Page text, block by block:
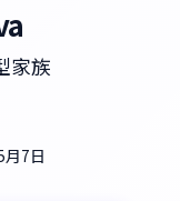
家族
月7日